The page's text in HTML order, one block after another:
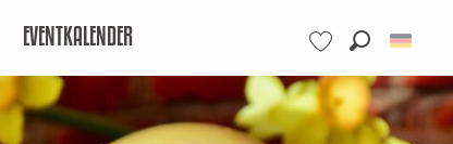
Voir les favoris
EVENTKALENDER